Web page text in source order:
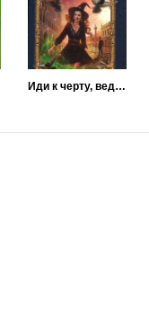
Иди к черту, ведьма!